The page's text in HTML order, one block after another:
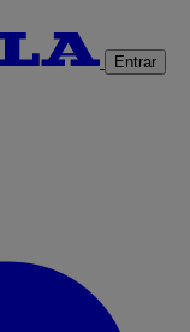
Entrar